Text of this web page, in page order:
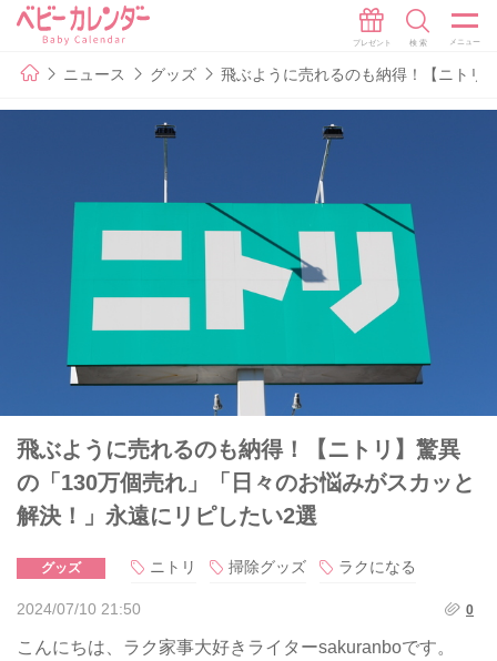
ニュース グッズ 飛ぶように売れるのも納得！【ニトリ
飛ぶように売れるのも納得！【ニトリ】驚異
の「130万個売れ」「日々のお悩みがスカッと
解決！」永遠にリピしたい2選
グッズ ニトリ 掃除グッズ ラクになる
2024/07/10 21:50 0
こんにちは、ラク家事大好きライターsakuranboです。